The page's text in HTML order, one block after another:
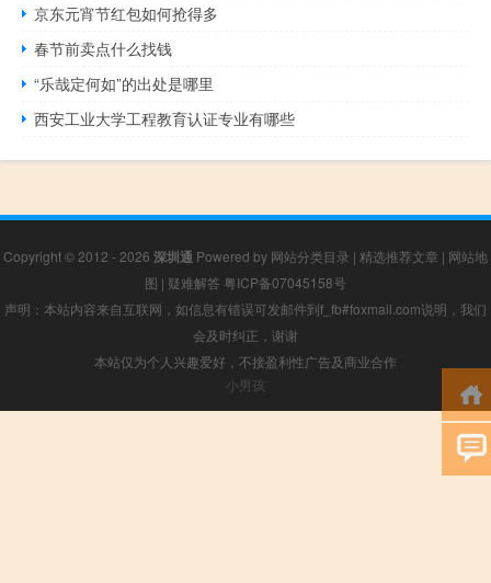
京东元宵节红包如何抢得多
春节前卖点什么找钱
“乐哉定何如”的出处是哪里
西安工业大学工程教育认证专业有哪些
Copyright © 2012 - 2026 深圳通 Powered by 网站分类目录 | 精选推荐文章 | 网站地
图 | 疑难解答 粤ICP备07045158号
声明：本站内容来自互联网，如信息有错误可发邮件到f_fb#foxmail.com说明，我们
会及时纠正，谢谢
本站仅为个人兴趣爱好，不接盈利性广告及商业合作
小男孩